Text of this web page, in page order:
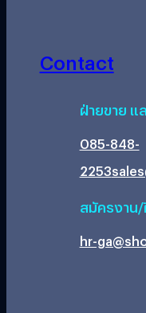
Contact
ฝ่ายขาย แ
085-848-
2253
สมัครงาน
hr-